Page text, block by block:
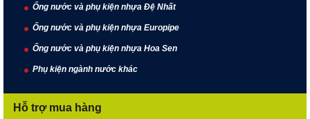
Ống nước và phụ kiện nhựa Đệ Nhất
Ống nước và phụ kiện nhựa Europipe
Ống nước và phụ kiện nhựa Hoa Sen
Phụ kiện ngành nước khác
Hỗ trợ mua hàng